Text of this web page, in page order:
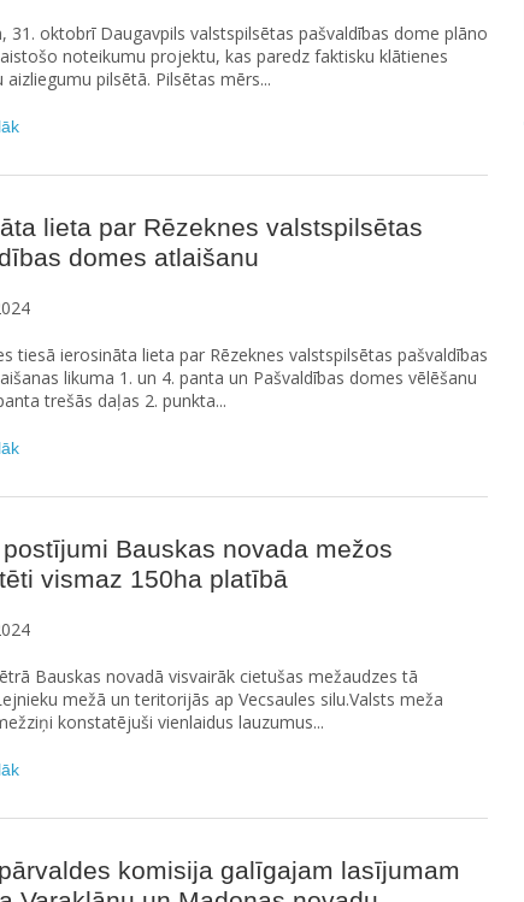
31. oktobrī Daugavpils valstspilsētas pašvaldības dome plāno
noteikumu projektu, kas paredz faktisku klātienes
aizliegumu pilsētā. Pilsētas mērs...
lieta par Rēzeknes valstspilsētas
domes atlaišanu
tiesā ierosināta lieta par Rēzeknes valstspilsētas pašvaldības
likuma 1. un 4. panta un Pašvaldības domes vēlēšanu
trešās daļas 2. punkta...
Bauskas novada mežos
vismaz 150ha platībā
Bauskas novadā visvairāk cietušas mežaudzes tā
mežā un teritorijās ap Vecsaules silu.Valsts meža
konstatējuši vienlaidus lauzumus...
komisija galīgajam lasījumam